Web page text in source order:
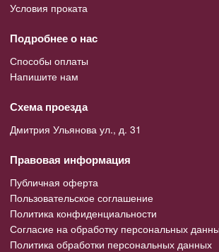
Условия проката
Подробнее о нас
Способы оплаты
Напишите нам
Схема проезда
Дмитрия Ульянова ул., д. 31
Правовая информация
Публичная оферта
Пользовательское соглашение
Политика конфиденциальности
Согласие на обработку персональных
Политика обработки персональных данных